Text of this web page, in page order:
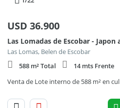
USD 36.900
Las Lomas, Belen de Escobar
588 m² Total
14 mts Frente